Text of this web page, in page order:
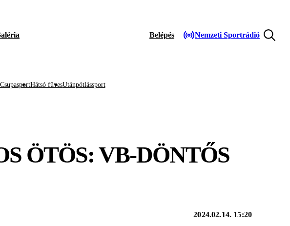
Belépés Nemzeti Sportrádió
CsupasportHátsó füvesUtánpótlássport
ÖTÖS: VB-DÖNTŐS
2024.02.14. 15:20